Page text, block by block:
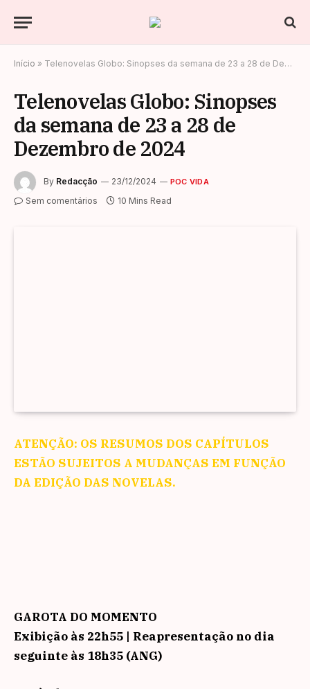
Início » Telenovelas Globo: Sinopses da semana de 23 a 28 de Dezembro de 2024
Telenovelas Globo: Sinopses
da semana de 23 a 28 de
Dezembro de 2024
By Redacção 23/12/2024 POC VIDA
Sem comentários 10 Mins Read
ATENÇÃO: OS RESUMOS DOS CAPÍTULOS
ESTÃO SUJEITOS A MUDANÇAS EM FUNÇÃO
DA EDIÇÃO DAS NOVELAS.
GAROTA DO MOMENTO
Exibição às 22h55 | Reapresentação no dia
seguinte às 18h35 (ANG)